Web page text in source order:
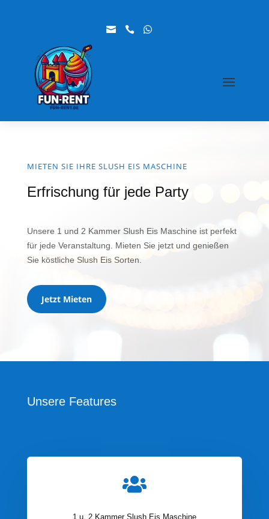
  
MIETEN SIE IHRE SLUSH EIS MASCHINE
Erfrischung für jede Party
Unsere 1 und 2 Kammer Slush Eis Maschine ist perfekt
für jede Veranstaltung. Mieten Sie jetzt und genießen
Sie köstliche Slush Eis Sorten.
Jetzt Mieten
Unsere Features

1 u. 2 Kammer Slush Eis Maschine